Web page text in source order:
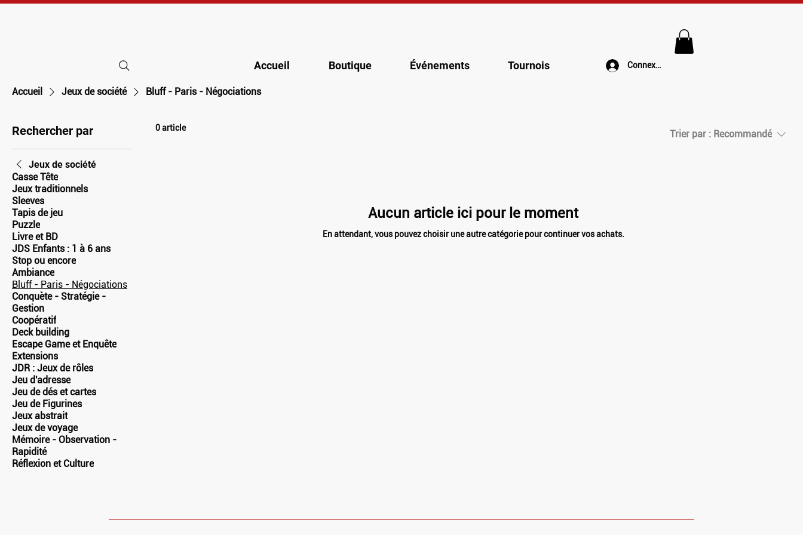
Accueil Boutique Événements Tournois Connexion
Accueil Jeux de société Bluff - Paris - Négociations
Rechercher par
Jeux de société
Casse Tête
Jeux traditionnels
Sleeves
Tapis de jeu
Puzzle
Livre et BD
JDS Enfants : 1 à 6 ans
Stop ou encore
Ambiance
Bluff - Paris - Négociations
Conquète - Stratégie -
Gestion
Coopératif
Deck building
Escape Game et Enquête
Extensions
JDR : Jeux de rôles
Jeu d'adresse
Jeu de dés et cartes
Jeu de Figurines
Jeux abstrait
Jeux de voyage
Mémoire - Observation -
Rapidité
Réflexion et Culture
0 article
Trier par : Recommandé
Aucun article ici pour le moment
En attendant, vous pouvez choisir une autre catégorie pour continuer vos achats.